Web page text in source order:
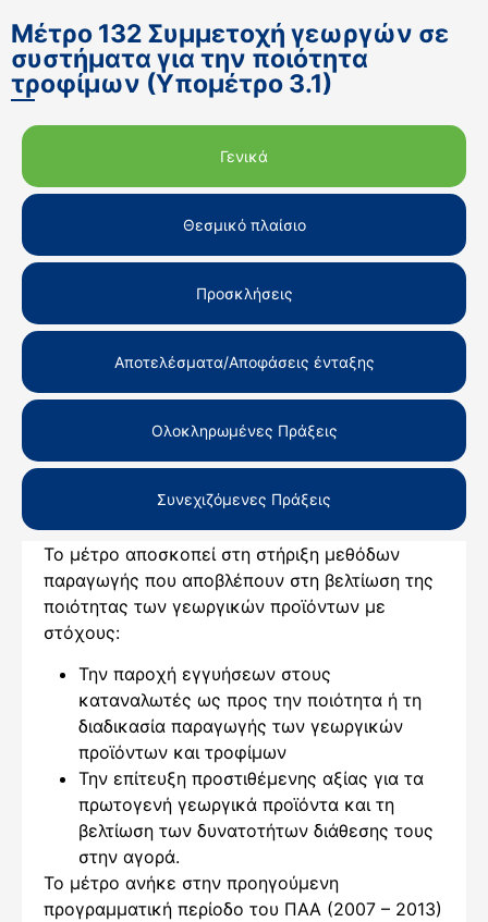
Μέτρο 132 Συμμετοχή γεωργών σε
συστήματα για την ποιότητα
τροφίμων (Υπομέτρο 3.1)
Γενικά
Θεσμικό πλαίσιο
Προσκλήσεις
Αποτελέσματα/Αποφάσεις ένταξης
Ολοκληρωμένες Πράξεις
Συνεχιζόμενες Πράξεις
Το μέτρο αποσκοπεί στη στήριξη μεθόδων
παραγωγής που αποβλέπουν στη βελτίωση της
ποιότητας των γεωργικών προϊόντων με
στόχους:
Την παροχή εγγυήσεων στους
καταναλωτές ως προς την ποιότητα ή τη
διαδικασία παραγωγής των γεωργικών
προϊόντων και τροφίμων
Την επίτευξη προστιθέμενης αξίας για τα
πρωτογενή γεωργικά προϊόντα και τη
βελτίωση των δυνατοτήτων διάθεσης τους
στην αγορά.
To μέτρο ανήκε στην προηγούμενη
προγραμματική περίοδο του ΠΑΑ (2007 – 2013)